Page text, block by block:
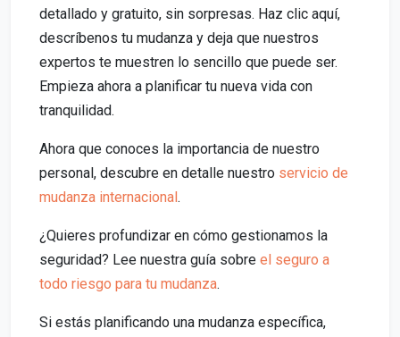
detallado y gratuito, sin sorpresas. Haz clic aquí,
descríbenos tu mudanza y deja que nuestros
expertos te muestren lo sencillo que puede ser.
Empieza ahora a planificar tu nueva vida con
tranquilidad.
Ahora que conoces la importancia de nuestro
personal, descubre en detalle nuestro servicio de
mudanza internacional .
¿Quieres profundizar en cómo gestionamos la
seguridad? Lee nuestra guía sobre el seguro a
todo riesgo para tu mudanza.
Si estás planificando una mudanza específica,